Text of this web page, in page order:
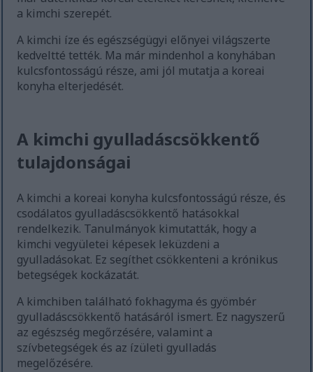
a kimchi szerepét.
A kimchi íze és egészségügyi előnyei világszerte
kedveltté tették. Ma már mindenhol a konyhában
kulcsfontosságú része, ami jól mutatja a koreai
konyha elterjedését.
A kimchi gyulladáscsökkentő
tulajdonságai
A kimchi a koreai konyha kulcsfontosságú része, és
csodálatos gyulladáscsökkentő hatásokkal
rendelkezik. Tanulmányok kimutatták, hogy a
kimchi vegyületei képesek leküzdeni a
gyulladásokat. Ez segíthet csökkenteni a krónikus
betegségek kockázatát.
A kimchiben található fokhagyma és gyömbér
gyulladáscsökkentő hatásáról ismert. Ez nagyszerű
az egészség megőrzésére, valamint a
szívbetegségek és az ízületi gyulladás
megelőzésére.